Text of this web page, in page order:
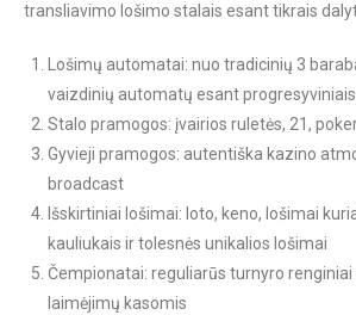
transliavimo lošimo stalais esant tikrais
Lošimų automatai: nuo tradicinių 3
vaizdinių automatų esant
Stalo pramogos: įvairios ruletės, 21,
Gyvieji pramogos: autentiška kazino
broadcast
Išskirtiniai lošimai: loto, keno, lošimai
kauliukais ir tolesnės unikalios lošimai
Čempionatai: reguliarūs turnyro
laimėjimų kasomis